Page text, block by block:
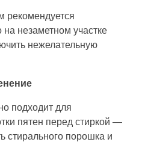
рекомендуется
на незаметном участке
нежелательную
подходит для
пятен перед стиркой —
стирального порошка и